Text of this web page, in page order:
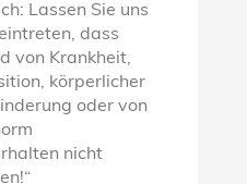
Lassen Sie uns
dass
von Krankheit,
körperlicher
oder von
nicht